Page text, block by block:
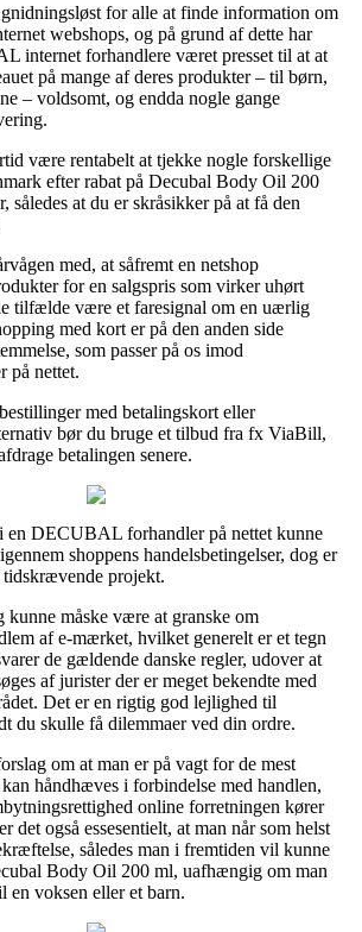
for alle at finde information om
webshops, og på grund af dette har
internet forhandlere været presset til at at
på mange af deres produkter – til børn,
– voldsomt, og endda nogle gange
være rentabelt at tjekke nogle forskellige
efter rabat på Decubal Body Oil 200
således at du er skråsikker på at få den
med, at såfremt en netshop
for en salgspris som virker uhørt
tilfælde være et faresignal om en uærlig
med kort er på den anden side
som passer på os imod
på nettet.
med betalingskort eller
bør du bruge et tilbud fra fx ViaBill,
betalingen senere.
en DECUBAL forhandler på nettet kunne
shoppens handelsbetingelser, dog er
projekt.
kunne måske være at granske om
af e-mærket, hvilket generelt er et tegn
de gældende danske regler, udover at
af jurister der er meget bekendte med
Det er en rigtig god lejlighed til
du skulle få dilemmaer ved din ordre.
om at man er på vagt for de mest
håndhæves i forbindelse med handlen,
online forretningen kører
det også essesentielt, at man når som helst
således man i fremtiden vil kunne
Body Oil 200 ml, uafhængig om man
en voksen eller et barn.